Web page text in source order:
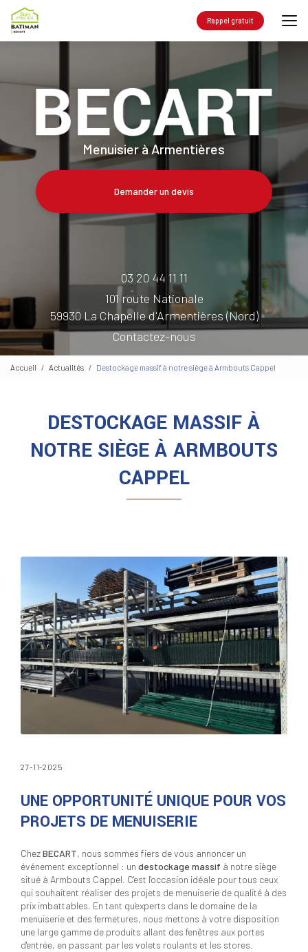
contenu
Rappel gratuit
Menuisier à Armentières
Demander un devis
03 20 44 11 11
101 route Nationale
59930 La Chapelle d'Armentières (Nord)
Contactez-nous
Accueil Actualités Destockage massif à notre siège à Armbouts Cappel
DESTOCKAGE MASSIF À
NOTRE SIÈGE À ARMBOUTS
CAPPEL
27-11-2025
UNE OPPORTUNITÉ UNIQUE POUR VOS
PROJETS DE MENUISERIE
ChezBECART, nous sommes fiers de vous annoncer un
événement exceptionnel : un destockage massif à notre siège
situé à Armbouts Cappel. C'est l'occasion idéale pour tous ceux
qui souhaitent réaliser des projets de menuiserie de qualité à des
prix imbattables. En tant qu'experts dans le domaine de la
menuiserie et des fermetures, nous mettons à votre disposition
une large gamme de produits allant des fenêtres aux portes
d'entrée, en passant par les volets roulants et les stores.